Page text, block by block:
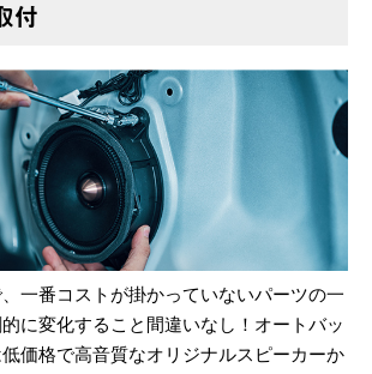
付
一番コストが掛かっていないパーツの一
に変化すること間違いなし！オートバッ
価格で高音質なオリジナルスピーカーか